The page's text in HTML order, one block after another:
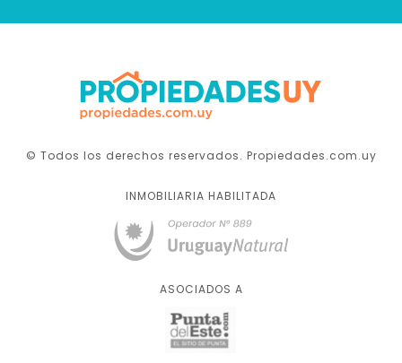
© Todos los derechos reservados. Propiedades.com.uy
INMOBILIARIA HABILITADA
ASOCIADOS A